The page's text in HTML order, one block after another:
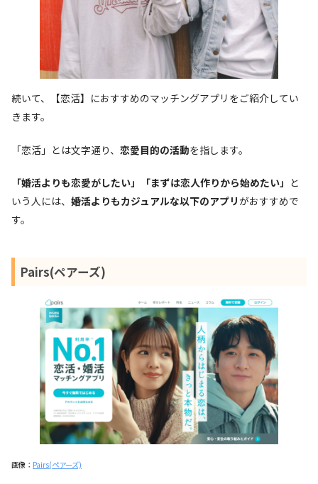
続いて、【恋活】におすすめのマッチングアプリをご紹介してい
きます。
「恋活」とは文字通り、 恋愛目的の活動を指します。
「婚活よりも恋愛がしたい」「まずは恋人作りから始めたい」 と
いう人には、 婚活よりもカジュアルな以下のアプリ がおすすめで
す。
Pairs(ペアーズ)
画像： Pairs(ペアーズ)